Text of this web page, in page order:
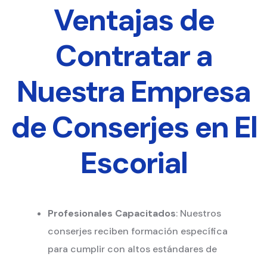
Ventajas de
Contratar a
Nuestra Empresa
de Conserjes en El
Escorial
Profesionales Capacitados: Nuestros
conserjes reciben formación específica
para cumplir con altos estándares de